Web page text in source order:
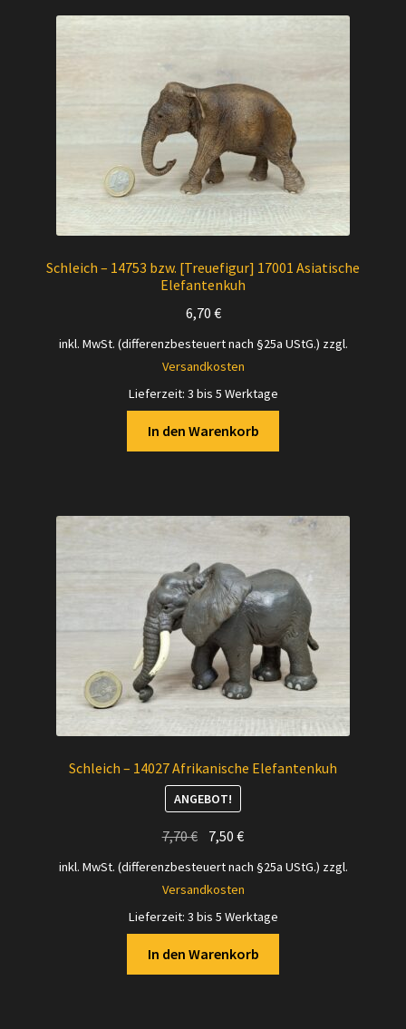
Schleich – 14753 bzw. [Treuefigur] 17001 Asiatische
Elefantenkuh
6,70 €
inkl. MwSt. (differenzbesteuert nach §25a UStG.) zzgl.
Versandkosten
Lieferzeit: 3 bis 5 Werktage
In den Warenkorb
Schleich – 14027 Afrikanische Elefantenkuh
ANGEBOT!
7,70€ Ursprünglicher
7,50€Aktueller
inkl. MwSt. (differenzbesteuert nach §25a UStG.) zzgl.
Versandkosten
Lieferzeit: 3 bis 5 Werktage
In den Warenkorb